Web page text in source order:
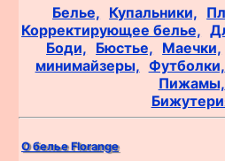
Белье, Купальники,
Корректирующее белье,
Боди, Бюстье, Маечки,
минимайзеры, Футболки,
Пижамы,
О белье Florange